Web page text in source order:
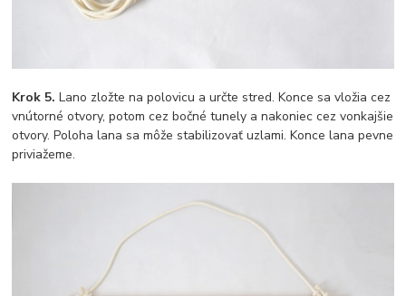
Krok 5.Lano zložte na polovicu a určte stred. Konce sa vložia cez
vnútorné otvory, potom cez bočné tunely a nakoniec cez vonkajšie
otvory. Poloha lana sa môže stabilizovať uzlami. Konce lana pevne
priviažeme.